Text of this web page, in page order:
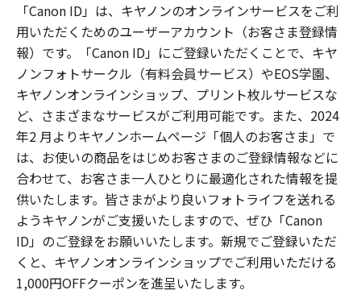
「Canon ID」は、キヤノンのオンラインサービスをご利
用いただくためのユーザーアカウント（お客さま登録情
報）です。「Canon ID」にご登録いただくことで、キヤ
ノンフォトサークル（有料会員サービス）やEOS学園、
キヤノンオンラインショップ、プリント枚ルサービスな
ど、さまざまなサービスがご利用可能です。また、2024
年2 月よりキヤノンホームページ「個人のお客さま」で
は、お使いの商品をはじめお客さまのご登録情報などに
合わせて、お客さま一人ひとりに最適化された情報を提
供いたします。皆さまがより良いフォトライフを送れる
ようキヤノンがご支援いたしますので、ぜひ「Canon
ID」のご登録をお願いいたします。新規でご登録いただ
くと、キヤノンオンラインショップでご利用いただける
1,000円OFFクーポンを進呈いたします。